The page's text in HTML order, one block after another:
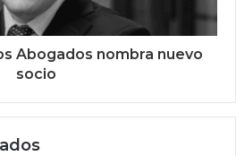
Abogados nombra nuevo
socio